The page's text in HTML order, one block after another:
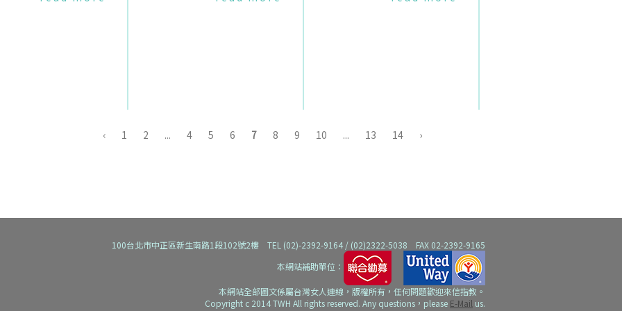
‹ 1 2 ... 4 5 6 7 8 9 10 ... 13 14 ›
100台北市中正區新生南路1段102號2樓 TEL (02)-2392-9164 / (02)2322-5038 FAX 02-2392-9165
本網站補助單位：
本網站全部圖文係屬台灣女人連線，版權所有，任何問題歡迎來信指教。
Copyright c 2014 TWH All rights reserved. Any questions，please E-Mail us.